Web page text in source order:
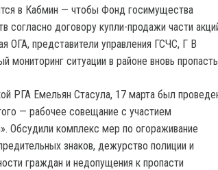
в Кабмин — чтобы Фонд госимущества
согласно договору купли-продажи части
ОГА, представители управления ГСЧС, Г В
мониторинг ситуации в районе вновь
РГА Емельян Стасула, 17 марта был
— рабочее совещание с участием
Обсудили комплекс мер по огораживание
знаков, дежурство полиции и
граждан и недопущения к пропасти